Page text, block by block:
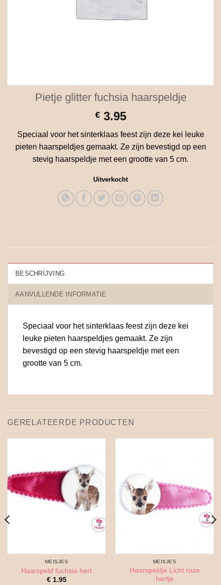
Pietje glitter fuchsia haarspeldje
€3.95
Speciaal voor het sinterklaas feest zijn deze kei leuke
pieten haarspeldjes gemaakt. Ze zijn bevestigd op een
stevig haarspeldje met een grootte van 5 cm.
Uitverkocht
BESCHRIJVING
AANVULLENDE INFORMATIE
Speciaal voor het sinterklaas feest zijn deze kei
leuke pieten haarspeldjes gemaakt. Ze zijn
bevestigd op een stevig haarspeldje met een
grootte van 5 cm.
GERELATEERDE PRODUCTEN
MEISJES
Haarspeld fuchsia hert
€1.95
MEISJES
Haarspeldje Licht roze
hertje